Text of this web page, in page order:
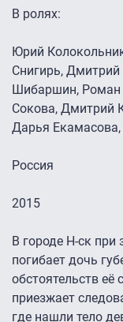
В ролях:
Юрий
Снигирь, Дмитрий
Шибаршин,
Сокова, Дмитрий
Дарья Екамасова,
Россия
2015
В городе Н-ск при
погибает дочь
обстоятельств
приезжает
где нашли тело